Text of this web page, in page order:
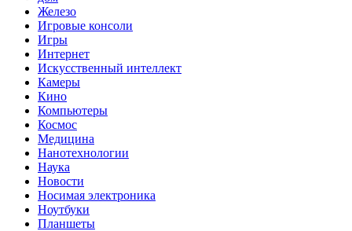
Железо
Игровые консоли
Игры
Интернет
Искусственный интеллект
Камеры
Кино
Компьютеры
Космос
Медицина
Нанотехнологии
Наука
Новости
Носимая электроника
Ноутбуки
Планшеты